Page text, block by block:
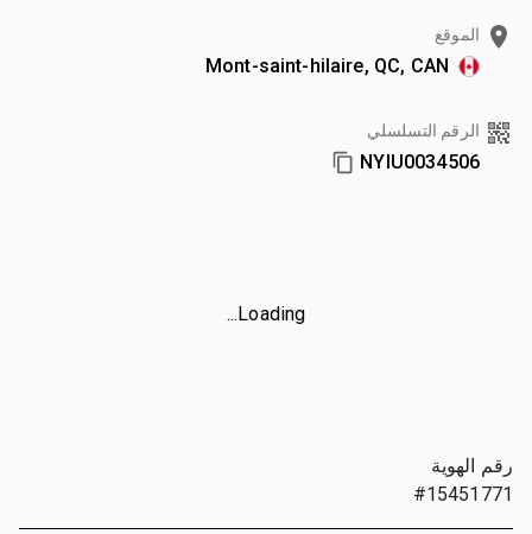
الموقع
Mont-saint-hilaire, QC, CAN
الرقم التسلسلي
NYIU0034506
Loading...
رقم الهوية
#15451771